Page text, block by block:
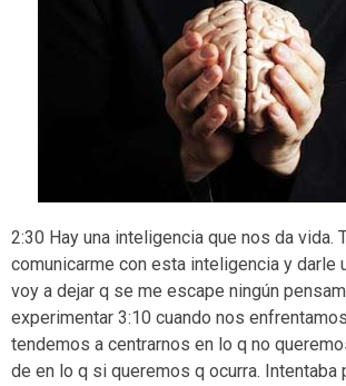
2:30 Hay una inteligencia que nos da vida.
comunicarme con esta inteligencia y darle
voy a dejar q se me escape ningún
experimentar 3:10 cuando nos
tendemos a centrarnos en lo q no
de en lo q si queremos q ocurra. Intentaba